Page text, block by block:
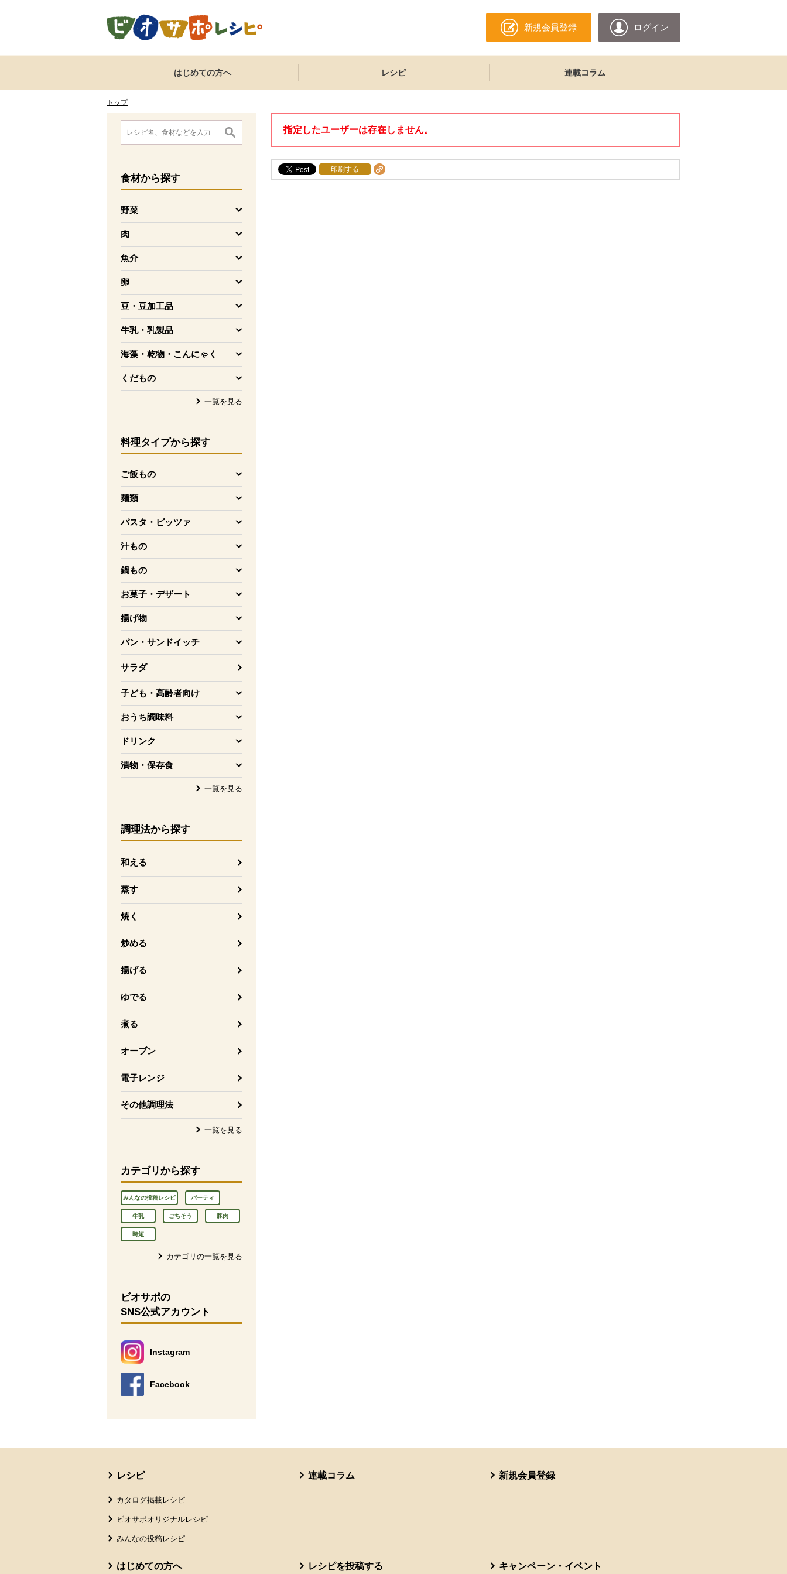
新規会員登録 ログイン
ここからサイト内共通メニューです。
サイト内共通メニューをスキップする
はじめての方へ レシピ 連載コラム
トップ
ここから消費材検索メニューです。
食材から探す
野菜
を開く
肉
を開く
魚介
を開く
卵
を開く
豆・豆加工品
を開く
牛乳・乳製品
を開く
海藻・乾物・こんにゃく
を開く
くだもの
を開く
一覧を見る
料理タイプから探す
ご飯もの
を開く
麺類
を開く
パスタ・ピッツァ
を開く
汁もの
を開く
鍋もの
を開く
お菓子・デザート
を開く
揚げ物
を開く
パン・サンドイッチ
を開く
サラダ
子ども・高齢者向け
を開く
おうち調味料
を開く
ドリンク
を開く
漬物・保存食
を開く
一覧を見る
調理法から探す
和える
蒸す
焼く
炒める
揚げる
ゆでる
煮る
オーブン
電子レンジ
その他調理法
一覧を見る
カテゴリから探す
みんなの投稿レシピ パーティ
牛乳 ごちそう 豚肉
時短
カテゴリの一覧を見る
消費材検索メニューここまで。
ここから本文です。
ビオサポの
SNS公式アカウント
Instagram
別のウィンドウで開きます。
Facebook
別のウィンドウで開きます。
指定したユーザーは存在しません。
印刷する
レシピ
カタログ掲載レシピ
ビオサポオリジナルレシピ
みんなの投稿レシピ
連載コラム 新規会員登録
はじめての方へ レシピを投稿する キャンペーン・イベント